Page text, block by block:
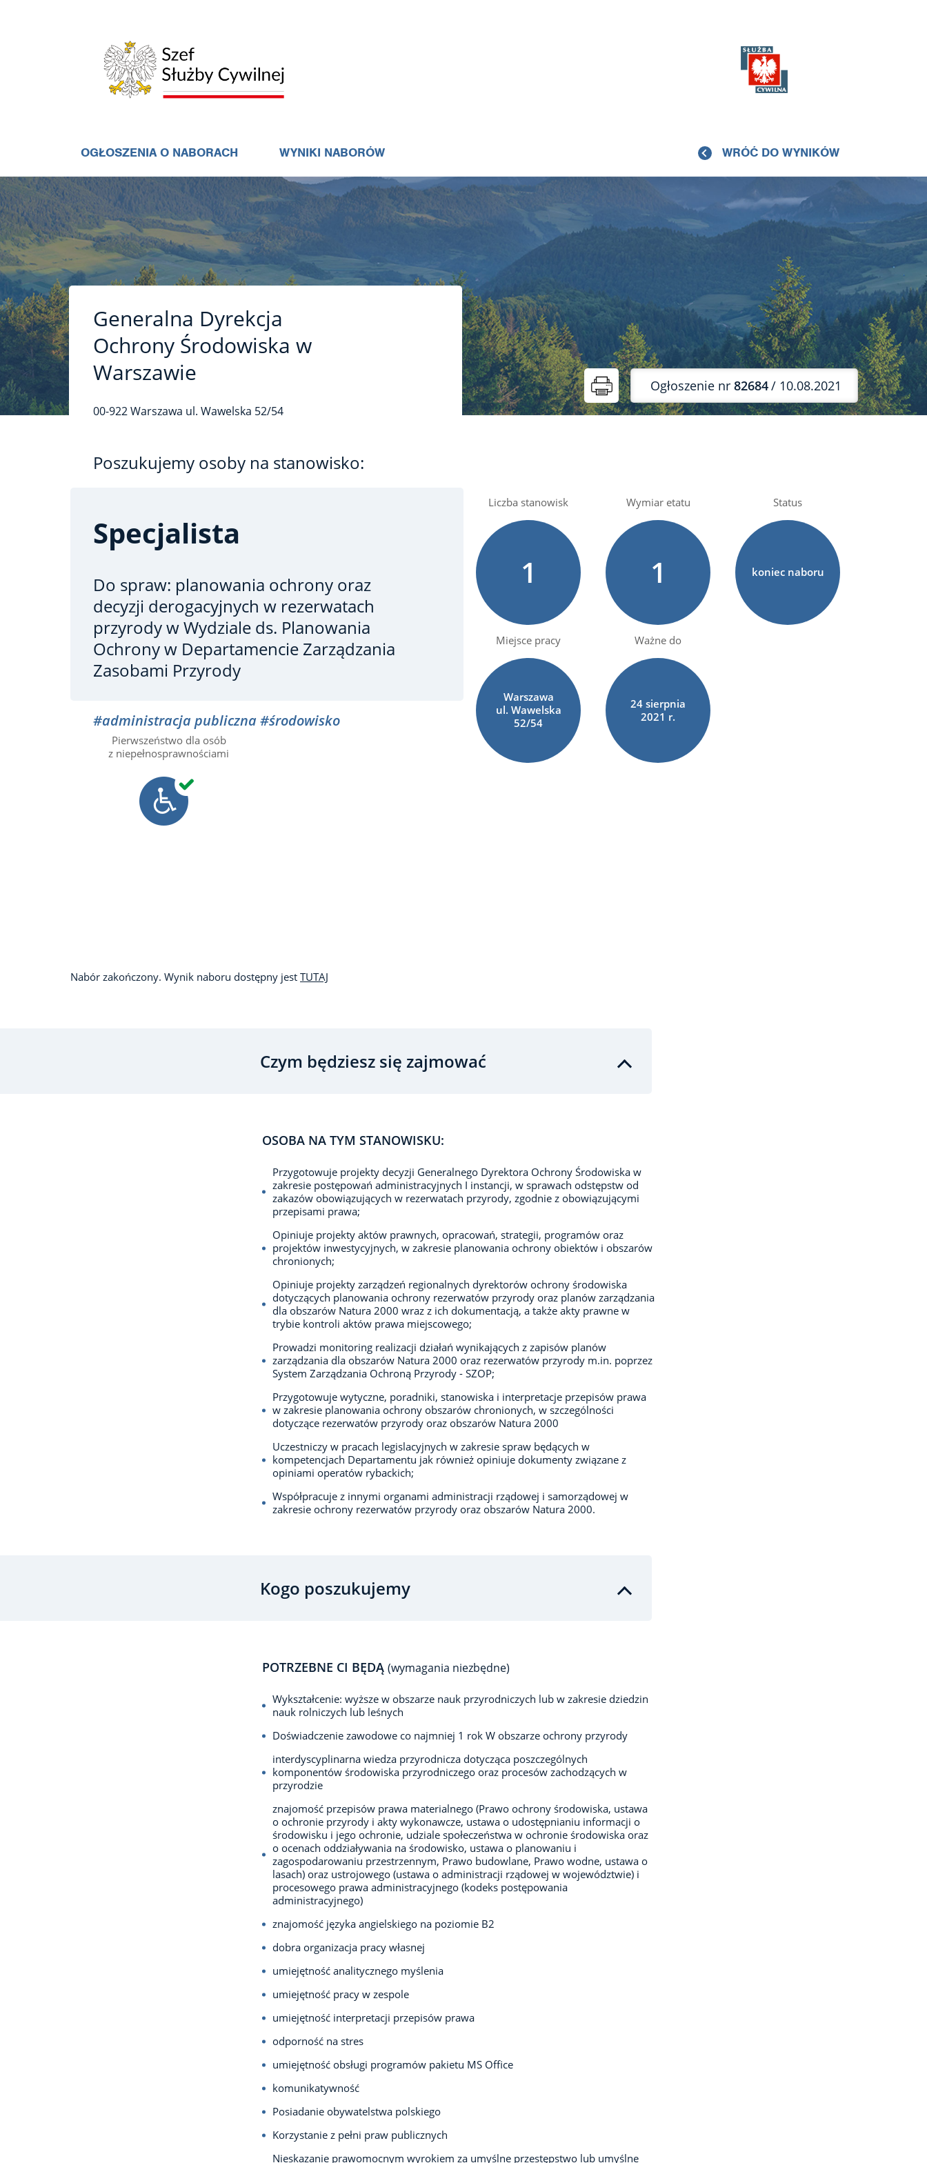
OGŁOSZENIA O NABORACH WYNIKI NABORÓW WRÓĆ DO WYNIKÓW
Generalna Dyrekcja
Ochrony Środowiska w
Warszawie
00-922Warszawa ul. Wawelska 52/54
Ogłoszenie nr 82684/ 10.08.2021
Poszukujemy osoby na stanowisko:
Specjalista
Do spraw: planowania ochrony oraz
decyzji derogacyjnych w rezerwatach
przyrodyw Wydziale ds. Planowania
Ochrony w Departamencie Zarządzania
Zasobami Przyrody
#administracja publiczna#środowisko
Pierwszeństwo dla osób
z niepełnosprawnościami
Liczba stanowisk
1
Wymiar etatu
1
Status
koniec naboru
Miejsce pracy
Warszawa
ul. Wawelska
52/54
Ważne do
24sierpnia
2021 r.
Nabór zakończony. Wynik naboru dostępny jest TUTAJ
Czym będziesz się zajmować
OSOBA NA TYM STANOWISKU:
Przygotowuje projekty decyzji Generalnego Dyrektora Ochrony Środowiska w
zakresie postępowań administracyjnych I instancji, w sprawach odstępstw od
zakazów obowiązujących w rezerwatach przyrody, zgodnie z obowiązującymi
przepisami prawa;
Opiniuje projekty aktów prawnych, opracowań, strategii, programów oraz
projektów inwestycyjnych, w zakresie planowania ochrony obiektów i obszarów
chronionych;
Opiniuje projekty zarządzeń regionalnych dyrektorów ochrony środowiska
dotyczących planowania ochrony rezerwatów przyrody oraz planów zarządzania
dla obszarów Natura 2000 wraz z ich dokumentacją, a także akty prawne w
trybie kontroli aktów prawa miejscowego;
Prowadzi monitoring realizacji działań wynikających z zapisów planów
zarządzania dla obszarów Natura 2000 oraz rezerwatów przyrody m.in. poprzez
System Zarządzania Ochroną Przyrody - SZOP;
Przygotowuje wytyczne, poradniki, stanowiska i interpretacje przepisów prawa
w zakresie planowania ochrony obszarów chronionych, w szczególności
dotyczące rezerwatów przyrody oraz obszarów Natura 2000
Uczestniczy w pracach legislacyjnych w zakresie spraw będących w
kompetencjach Departamentu jak również opiniuje dokumenty związane z
opiniami operatów rybackich;
Współpracuje z innymi organami administracji rządowej i samorządowej w
zakresie ochrony rezerwatów przyrody oraz obszarów Natura 2000.
Kogo poszukujemy
POTRZEBNE CI BĘDĄ (wymagania niezbędne)
Wykształcenie: wyższe w obszarze nauk przyrodniczych lub w zakresie dziedzin
nauk rolniczych lub leśnych
Doświadczenie zawodowe co najmniej 1 rok W obszarze ochrony przyrody
interdyscyplinarna wiedza przyrodnicza dotycząca poszczególnych
komponentów środowiska przyrodniczego oraz procesów zachodzących w
przyrodzie
znajomość przepisów prawa materialnego (Prawo ochrony środowiska, ustawa
o ochronie przyrody i akty wykonawcze, ustawa o udostępnianiu informacji o
środowisku i jego ochronie, udziale społeczeństwa w ochronie środowiska oraz
o ocenach oddziaływania na środowisko, ustawa o planowaniu i
zagospodarowaniu przestrzennym, Prawo budowlane, Prawo wodne, ustawa o
lasach) oraz ustrojowego (ustawa o administracji rządowej w województwie) i
procesowego prawa administracyjnego (kodeks postępowania
administracyjnego)
znajomość języka angielskiego na poziomie B2
dobra organizacja pracy własnej
umiejętność analitycznego myślenia
umiejętność pracy w zespole
umiejętność interpretacji przepisów prawa
odporność na stres
umiejętność obsługi programów pakietu MS Office
komunikatywność
Posiadanie obywatelstwa polskiego
Korzystanie z pełni praw publicznych
Nieskazanie prawomocnym wyrokiem za umyślne przestępstwo lub umyślne